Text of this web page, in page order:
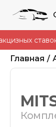
ставок!
Главная